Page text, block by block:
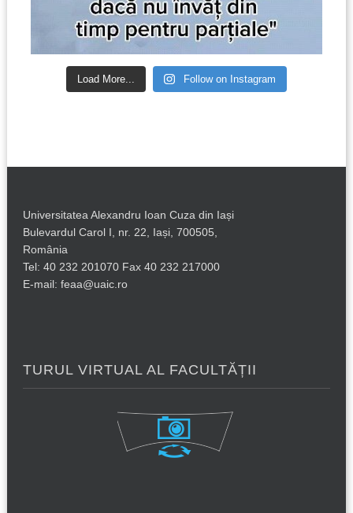
Load More... Follow on Instagram
Universitatea Alexandru Ioan Cuza din Iași
Bulevardul Carol I, nr. 22, Iași, 700505,
România
Tel: 40 232 201070 Fax 40 232 217000
E-mail: feaa@uaic.ro
TURUL VIRTUAL AL FACULTĂȚII